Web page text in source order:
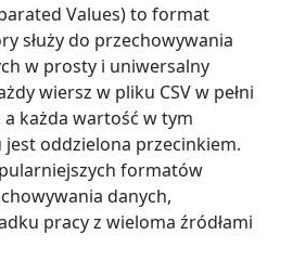
Values) to format
służy do przechowywania
w prosty i uniwersalny
wiersz w pliku CSV w pełni
każda wartość w tym
oddzielona przecinkiem.
formatów
danych,
pracy z wieloma źródłami